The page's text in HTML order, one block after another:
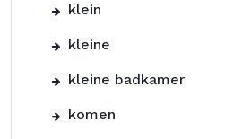
klein
kleine
kleine badkamer
komen